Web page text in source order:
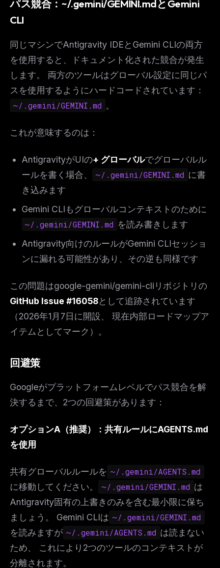
パス競合：~/.gemini/GEMINI.mdとGemini
CLI
同じマシンでAntigravity IDEとGemini CLIの両方
を使用すると、ドキュメント化された競合が発生
します。 両方のツールはグローバル設定に同じパ
スを使用するようにハードコードされています：
~/.gemini/GEMINI.md 。
これが意味するのは：
AntigravityがUIの+ グローバルでグローバルル
ールを書く場合、
~/.gemini/GEMINI.md に書
き込みます
Gemini CLIもグローバルコンテキストのために
~/.gemini/GEMINI.md を読み書きします
Antigravity向けのルールがGemini CLIセッショ
ンに漏れる可能性があり、その逆も同様です
この問題はgoogle-gemini/gemini-cliリポジトリの
GitHub Issue #16058として追跡されています
（2026年1月7日に開設、 現在内部ロードマップア
イテムとしてマーク）。
回避策
Googleがプラットフォームレベルでパス競合を解
決するまで、2つの回避策があります：
オプションA（推奨）：共有ルールにAGENTS.md
を使用
共有グローバルルールを ~/.gemini/AGENTS.md
に移動してください。
~/.gemini/GEMINI.md は
Antigravity固有の上書きのみを含む最小限に保ち
ましょう。 Gemini CLIは ~/.gemini/GEMINI.md
を読みますが ~/.gemini/AGENTS.md は読まない
ため、 これにより2つのツールのコンテキストが
分離されます。